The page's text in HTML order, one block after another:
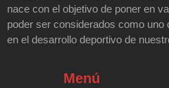
nace con el objetivo de poner en
poder ser considerados como
en el desarrollo deportivo de
Menú